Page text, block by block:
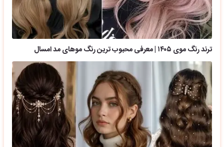
ترند رنگ موی ۱۴۰۵ | معرفی محبوب ترین رنگ موهای مد امسال